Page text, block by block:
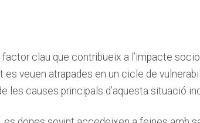
factor clau que‌ contribueix ​a ⁤l’impacte
es⁤ veuen atrapades ⁣en un cicle de
les causes principals d’aquesta situació